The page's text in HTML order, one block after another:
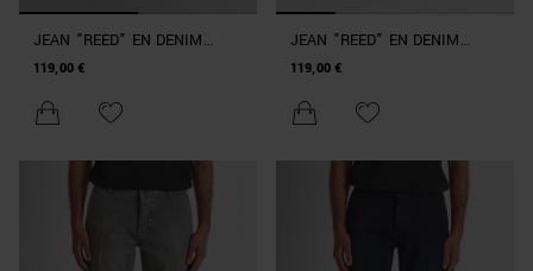
JEAN "REED" EN DENIM
GRIS RELAXED FIT AVEC
119,00 €
JEAN "REED" EN DENIM
BLEU RELAXED FIT AVEC
119,00 €